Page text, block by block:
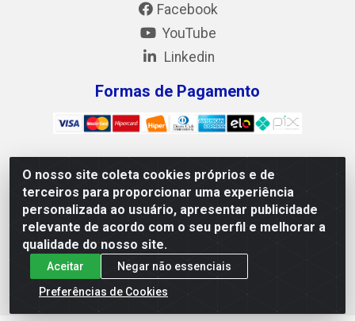
O nosso site coleta cookies próprios e de
terceiros para proporcionar uma experiência
personalizada ao usuário, apresentar publicidade
relevante de acordo com o seu perfil e melhorar a
qualidade do nosso site.
Aceitar
Negar não essenciais
Preferências de Cookies
Facebook
YouTube
Linkedin
Formas de Pagamento
Mix Alimentos LTDA - Quadra Asr Ne 55 (412 Norte), Alameda
02, S/N - Plano Diretor Norte, Palmas/TO - CEP 77.006-540 -
CNPJ 05.922.500/0001-02